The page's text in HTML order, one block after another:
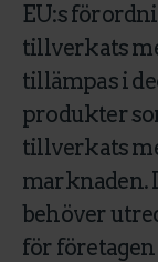
EU:s
tillverkats
tillämpas i
produkter
tillverkats
marknaden.
behöver
för